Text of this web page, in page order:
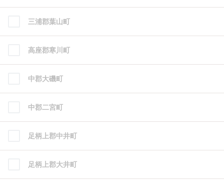
三浦郡葉山町
高座郡寒川町
中郡大磯町
中郡二宮町
足柄上郡中井町
足柄上郡大井町